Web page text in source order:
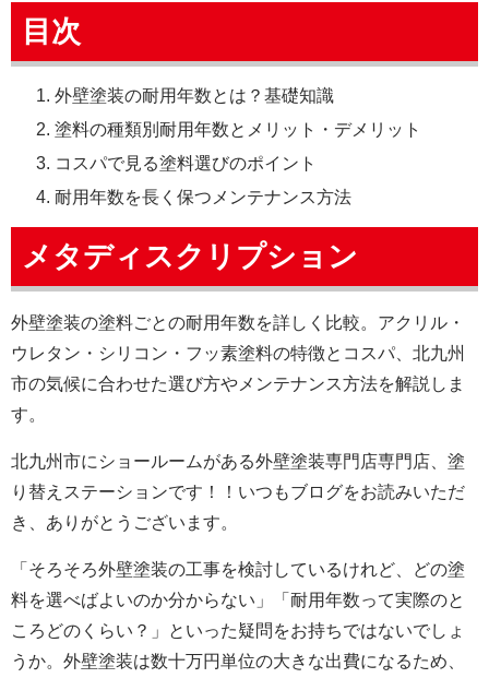
目次
外壁塗装の耐用年数とは？基礎知識
塗料の種類別耐用年数とメリット・デメリット
コスパで見る塗料選びのポイント
耐用年数を長く保つメンテナンス方法
メタディスクリプション
外壁塗装の塗料ごとの耐用年数を詳しく比較。アクリル・
ウレタン・シリコン・フッ素塗料の特徴とコスパ、北九州
市の気候に合わせた選び方やメンテナンス方法を解説しま
す。
北九州市にショールームがある外壁塗装専門店専門店、塗
り替えステーションです！！いつもブログをお読みいただ
き、ありがとうございます。
「そろそろ外壁塗装の工事を検討しているけれど、どの塗
料を選べばよいのか分からない」「耐用年数って実際のと
ころどのくらい？」といった疑問をお持ちではないでしょ
うか。外壁塗装は数十万円単位の大きな出費になるため、